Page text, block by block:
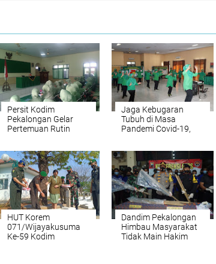
Persit Kodim
Pekalongan Gelar
Pertemuan Rutin
Jaga Kebugaran
Tubuh di Masa
Pandemi Covid-19,
melaksanakan Senam
HUT Korem
071/Wijayakusuma
Ke-59 Kodim
Dandim Pekalongan
Himbau Masyarakat
Tidak Main Hakim